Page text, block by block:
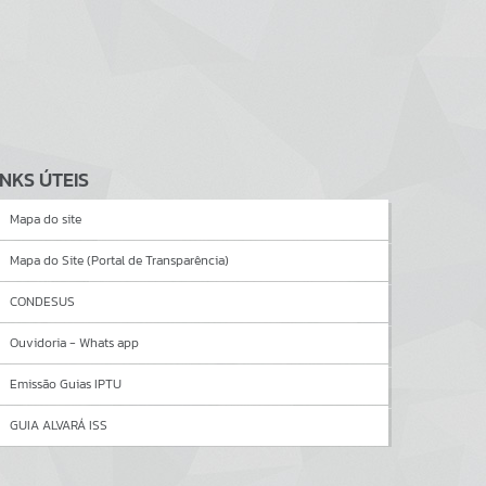
ÚTEIS
Mapa do site
Mapa do Site (Portal de Transparência)
CONDESUS
Ouvidoria - Whats app
Emissão Guias IPTU
GUIA ALVARÁ ISS